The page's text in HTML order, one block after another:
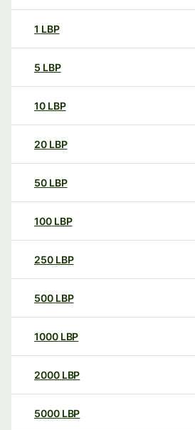
1 LBP
5 LBP
10 LBP
20 LBP
50 LBP
100 LBP
250 LBP
500 LBP
1000 LBP
2000 LBP
5000 LBP